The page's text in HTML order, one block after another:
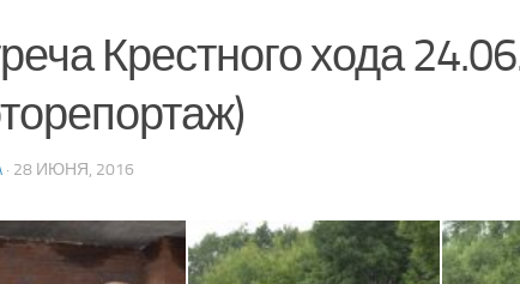
Крестного хода
· 28 ИЮНЯ, 2016